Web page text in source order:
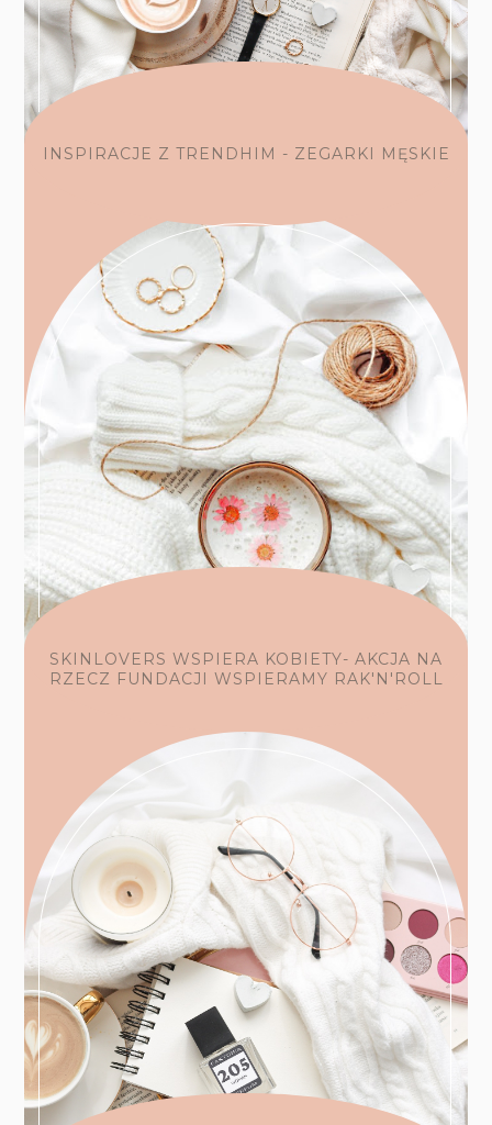
INSPIRACJE Z TRENDHIM - ZEGARKI MĘSKIE
SKINLOVERS WSPIERA KOBIETY- AKCJA NA
RZECZ FUNDACJI WSPIERAMY RAK'N'ROLL